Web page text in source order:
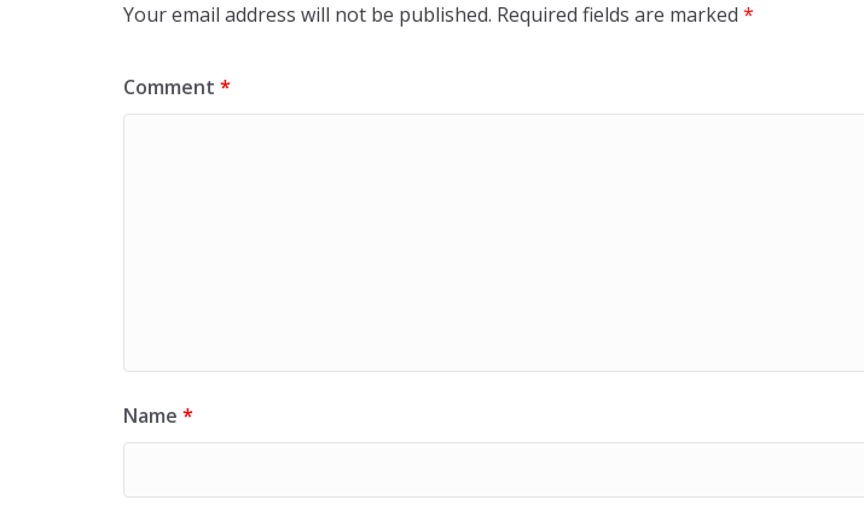
Your email address will not be published. Required fields are marked *
Comment *
Name *